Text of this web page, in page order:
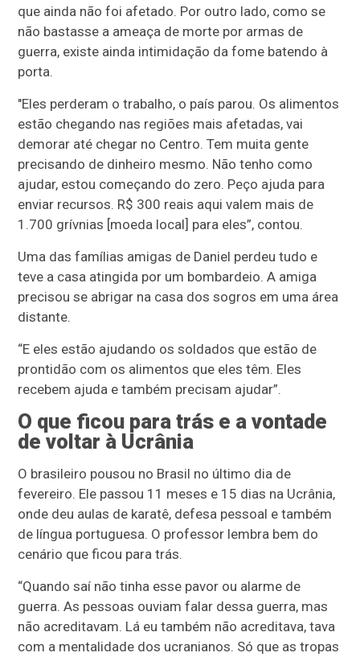
que ainda não foi afetado. Por outro lado, como se
não bastasse a ameaça de morte por armas de
guerra, existe ainda intimidação da fome batendo à
porta.
"Eles perderam o trabalho, o país parou. Os alimentos
estão chegando nas regiões mais afetadas, vai
demorar até chegar no Centro. Tem muita gente
precisando de dinheiro mesmo. Não tenho como
ajudar, estou começando do zero. Peço ajuda para
enviar recursos. R$ 300 reais aqui valem mais de
1.700 grívnias [moeda local] para eles”, contou.
Uma das famílias amigas de Daniel perdeu tudo e
teve a casa atingida por um bombardeio. A amiga
precisou se abrigar na casa dos sogros em uma área
distante.
“E eles estão ajudando os soldados que estão de
prontidão com os alimentos que eles têm. Eles
recebem ajuda e também precisam ajudar”.
O que ficou para trás e a vontade
de voltar à Ucrânia
O brasileiro pousou no Brasil no último dia de
fevereiro. Ele passou 11 meses e 15 dias na Ucrânia,
onde deu aulas de karatê, defesa pessoal e também
de língua portuguesa. O professor lembra bem do
cenário que ficou para trás.
“Quando saí não tinha esse pavor ou alarme de
guerra. As pessoas ouviam falar dessa guerra, mas
não acreditavam. Lá eu também não acreditava, tava
com a mentalidade dos ucranianos. Só que as tropas